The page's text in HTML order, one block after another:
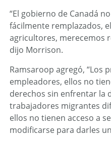
“El gobierno de Canadá
fácilmente remplazados,
agricultores, merecemos
dijo Morrison.
Ramsaroop agregó, “Los
empleadores, ellos no
derechos sin enfrentar la
trabajadores migrantes
ellos no tienen acceso a
modificarse para darles